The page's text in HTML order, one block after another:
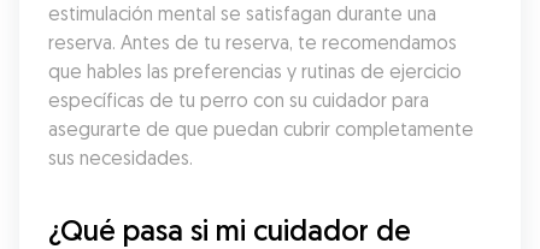
estimulación mental se satisfagan durante una
reserva. Antes de tu reserva, te recomendamos
que hables las preferencias y rutinas de ejercicio
específicas de tu perro con su cuidador para
asegurarte de que puedan cubrir completamente
sus necesidades.
¿Qué pasa si mi cuidador de